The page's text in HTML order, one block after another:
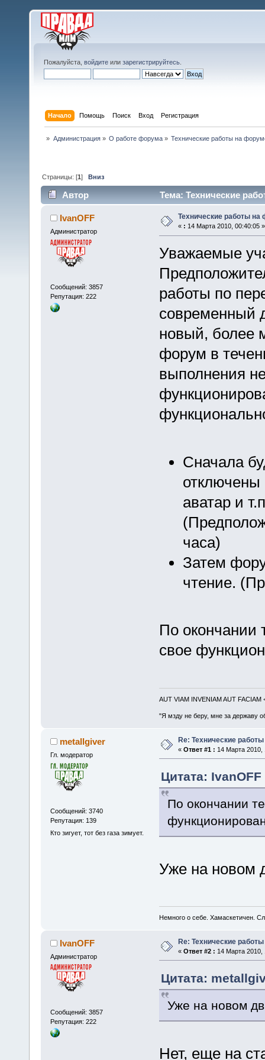
Пожалуйста, войдите или зарегистрируйтесь
Начало Помощь Поиск Вход Регистрация
» Администрация» О работе форума» Технические работы на
Страницы: [1]Вниз
Автор Тема: Технические
IvanOFF
Администратор
Сообщений: 3857
Репутация: 222
Технические работы на
« : 14 Марта 2010, 00:40:05 »
Уважаемые
работы по
современный
новый, более
форум в
выполнения
Сначала
отключены
аватар и
часа)
Затем
чтение.
По окончании
свое
AUT VIAM INVENIAM AUT FACIAM
"Я мзду не беру, мне за державу
metallgiver
Гл. модератор
Сообщений: 3740
Репутация: 139
Кто зигует, тот без газа зимует.
Re: Технические
« Ответ #1 : 14 Марта 2010,
Цитата:
По окончании
Уже на новом
Немного о себе. Хамаскетичен.
IvanOFF
Администратор
Сообщений: 3857
Репутация: 222
Re: Технические
« Ответ #2 : 14 Марта 2010,
Цитата:
Уже на новом
Нет, еще на